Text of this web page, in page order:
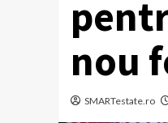
nou
SMARTestate.ro